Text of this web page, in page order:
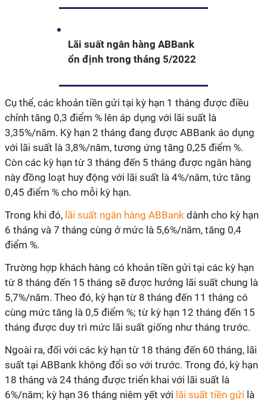
Lãi suất ngân hàng ABBank
ổn định trong tháng 5/2022
Cụ thể, các khoản tiền gửi tại kỳ hạn 1 tháng được điều
chỉnh tăng 0,3 điểm % lên áp dụng với lãi suất là
3,35%/năm. Kỳ hạn 2 tháng đang được ABBank áo dụng
với lãi suất là 3,8%/năm, tương ứng tăng 0,25 điểm %.
Còn các kỳ hạn từ 3 tháng đến 5 tháng được ngân hàng
này đồng loạt huy động với lãi suất là 4%/năm, tức tăng
0,45 điểm % cho mỗi kỳ hạn.
Trong khi đó, lãi suất ngân hàng ABBank dành cho kỳ hạn
6 tháng và 7 tháng cùng ở mức là 5,6%/năm, tăng 0,4
điểm %.
Trường hợp khách hàng có khoản tiền gửi tại các kỳ hạn
từ 8 tháng đến 15 tháng sẽ được hưởng lãi suất chung là
5,7%/năm. Theo đó, kỳ hạn từ 8 tháng đến 11 tháng có
cùng mức tăng là 0,5 điểm %; từ kỳ hạn 12 tháng đến 15
tháng được duy trì mức lãi suất giống như tháng trước.
Ngoài ra, đối với các kỳ hạn từ 18 tháng đến 60 tháng, lãi
suất tại ABBank không đổi so với trước. Trong đó, kỳ hạn
18 tháng và 24 tháng được triển khai với lãi suất là
6%/năm; kỳ hạn 36 tháng niêm yết với lãi suất tiền gửi là